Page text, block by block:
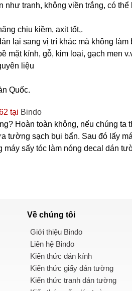
tranh, không viền trắng, có
chịu kiềm, axit tốt,.
lại sang vị trí khác mà không
mặt kính, gỗ, kim loại, gạch men
liệu
Quốc.
tại Bindo
Hoàn toàn không, nếu chúng ta
tường sạch bụi bẩn. Sau đó lấy
sấy tóc làm nóng decal dán
Về chúng tôi
Giới thiệu Bindo
Liên hệ Bindo
Kiến thức dán kính
Kiến thức giấy dán tường
Kiến thức tranh dán tường